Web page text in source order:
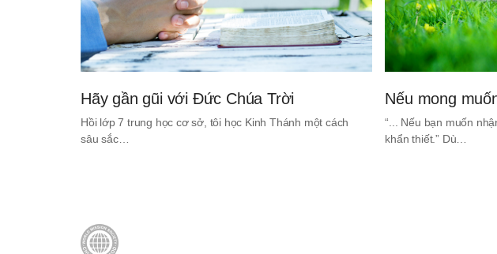
Hãy gần gũi với Đức Chúa Trời
Hồi lớp 7 trung học cơ sở, tôi học Kinh Thánh một cách
sâu sắc…
Nếu mong
“... Nếu bạn muốn
khẩn thiết.” Dù…